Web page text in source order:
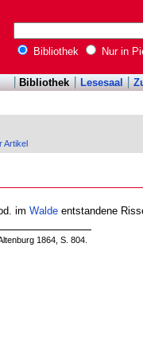
Bibliothek Nur in
Bibliothek Lesesaal
Artikel
im Waldeentstandene
1864, S. 804.